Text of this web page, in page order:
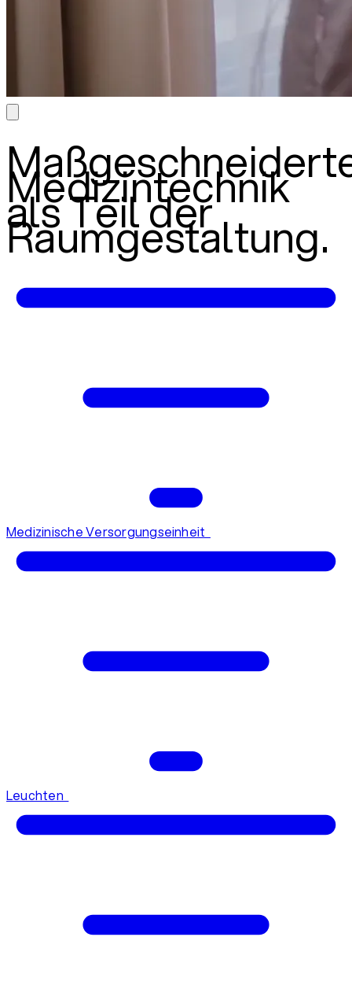
Medizintechnik
als Teil der
Raumgestaltung.
Medizinische Versorgungseinheit
Leuchten